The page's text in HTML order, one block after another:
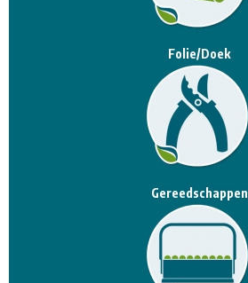
Folie/Doek
Gereedschappen